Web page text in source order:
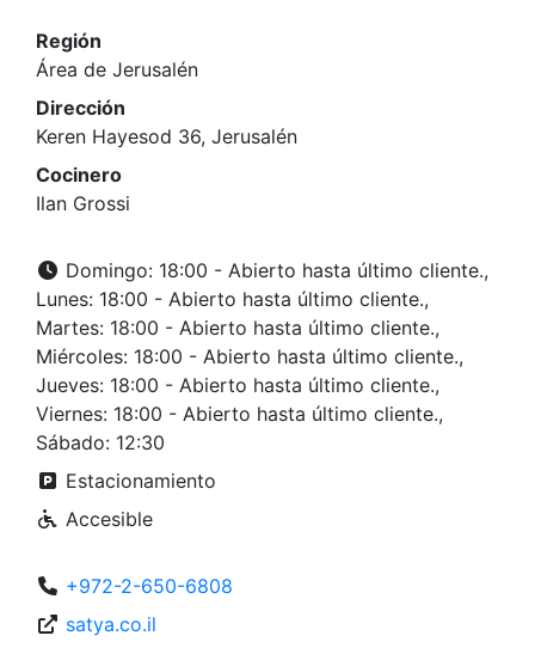
Región
Área de Jerusalén
Dirección
Keren Hayesod 36, Jerusalén
Cocinero
Ilan Grossi
Domingo: 18:00 - Abierto hasta último cliente.,
Lunes: 18:00 - Abierto hasta último cliente.,
Martes: 18:00 - Abierto hasta último cliente.,
Miércoles: 18:00 - Abierto hasta último cliente.,
Jueves: 18:00 - Abierto hasta último cliente.,
Viernes: 18:00 - Abierto hasta último cliente.,
Sábado: 12:30
Estacionamiento
Accesible
+972-2-650-6808
satya.co.il